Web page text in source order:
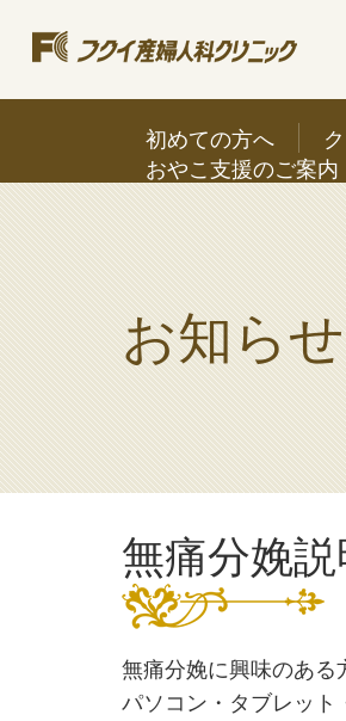
初めての方へ
おやこ支援のご案内
お知らせ
無痛分娩説
無痛分娩に興味のある
パソコン・タブレット